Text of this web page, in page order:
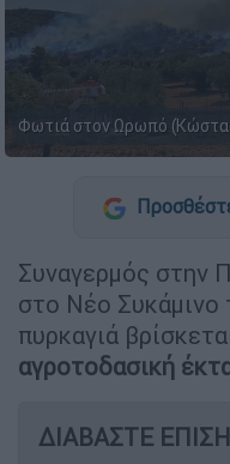
Φωτιά στον Ωρωπό
Συναγερμός στην
στο Νέο
πυρκαγιά
αγροτοδασική
ΔΙΑΒΑΣΤΕ